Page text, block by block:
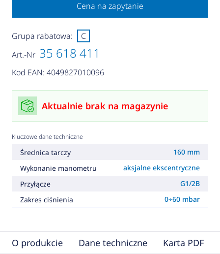
Cena na zapytanie
Art.-Nr 35 618 411
Kod EAN: 4049827010096
Grupa rabatowa: C
Aktualnie brak na magazynie
Kluczowe dane techniczne
Średnica tarczy
160 mm
Wykonanie manometru
aksjalne ekscentryczne
Przyłącze
G1/2B
Zakres ciśnienia
0÷60 mbar
O produkcie Dane techniczne Karta PDF